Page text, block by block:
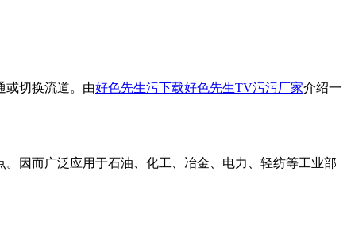
换流道。由好色先生污下载好色先生TV污污厂家介绍一
因而广泛应用于石油、化工、冶金、电力、轻纺等工业部